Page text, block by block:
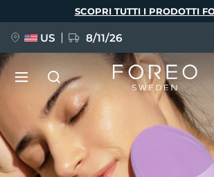
SCOPRI TUTTI I PRODOTTI
US 8/11/26
NUOVO
BREAKING NEWS
Lingua